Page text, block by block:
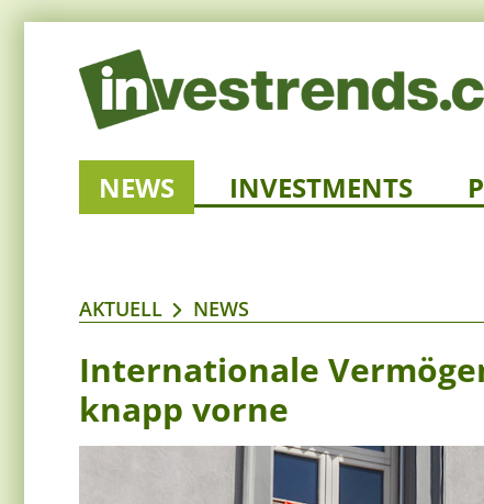
NEWS INVESTMENTS
AKTUELL NEWS
Internationale
knapp vorne